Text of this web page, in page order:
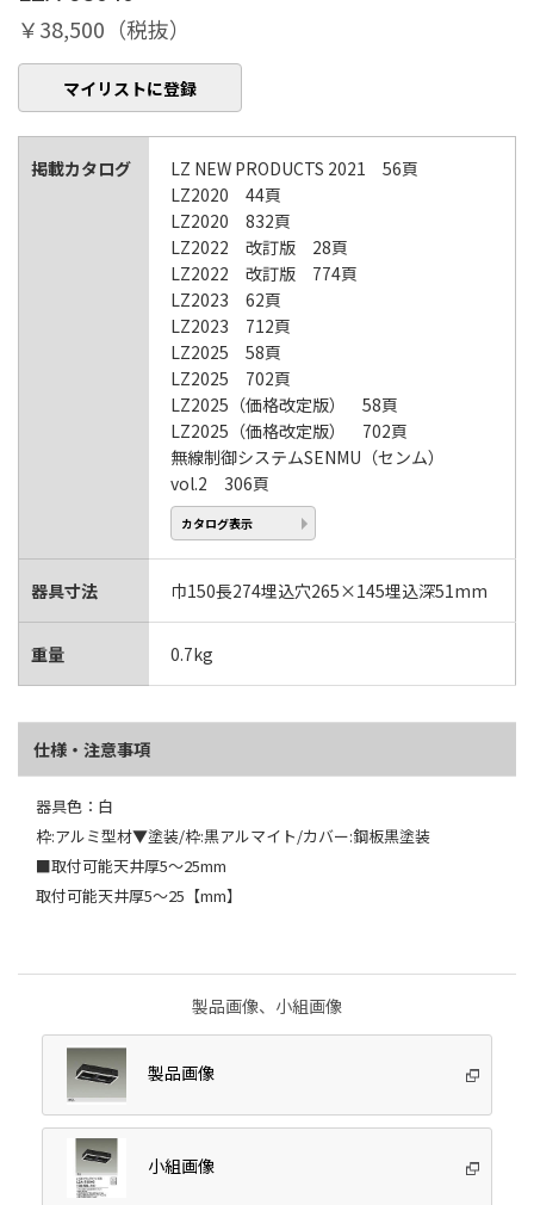
￥38,500（税抜）
マイリストに登録
掲載カタログ
LZ NEW PRODUCTS 2021 56頁
LZ2020 44頁
LZ2020 832頁
LZ2022 改訂版 28頁
LZ2022 改訂版 774頁
LZ2023 62頁
LZ2023 712頁
LZ2025 58頁
LZ2025 702頁
LZ2025（価格改定版） 58頁
LZ2025（価格改定版） 702頁
無線制御システムSENMU（センム）
vol.2 306頁
カタログ表示
器具寸法 巾150長274埋込穴265×145埋込深51mm
重量 0.7kg
仕様・注意事項
器具色：白
枠:アルミ型材▼塗装/枠:黒アルマイト/カバー:鋼板黒塗装
■取付可能天井厚5～25mm
取付可能天井厚5～25【mm】
製品画像、小組画像
製品画像
小組画像